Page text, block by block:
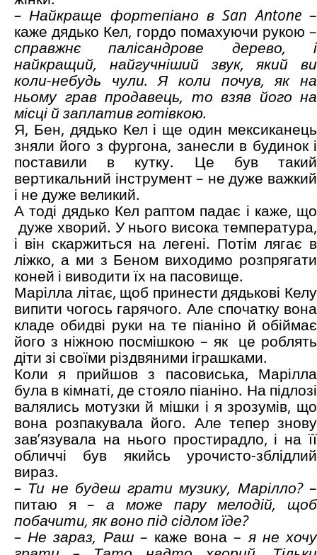
– Найкраще фортепіано в San Antone–
каже дядько Кел, гордо помахуючи рукою –
справжнє палісандрове дерево, і
найкращий, найгучніший звук, який ви
коли-небудь чули. Я коли почув, як на
ньому грав продавець, то взяв його на
місці й заплатив готівкою.
Я, Бен, дядько Кел і ще один мексиканець
зняли його з фургона, занесли в будинок і
поставили в кутку. Це був такий
вертикальний інструмент – не дуже важкий
і не дуже великий.
А тоді дядько Кел раптом падає і каже, що
дуже хворий. У нього висока температура,
і він скаржиться на легені. Потім лягає в
ліжко, а ми з Беном виходимо розпрягати
коней і виводити їх на пасовище.
Марілла літає, щоб принести дядькові Келу
випити чогось гарячого. Але спочатку вона
кладе обидві руки на те піаніно й обіймає
його з ніжною посмішкою – як це роблять
діти зі своїми різдвяними іграшками.
Коли я прийшов з пасовиська, Марілла
була в кімнаті, де стояло піаніно. На підлозі
валялись мотузки й мішки і я зрозумів, що
вона розпакувала його. Але тепер знову
зав’язувала на нього простирадло, і на її
обличчі був якийсь урочисто-зблідлий
вираз.
– Ти не будеш грати музику, Марілло?–
питаю я –а може пару мелодій, щоб
побачити, як воно під сідлом їде?
– Не зараз, Раш – каже вона – я не хочу